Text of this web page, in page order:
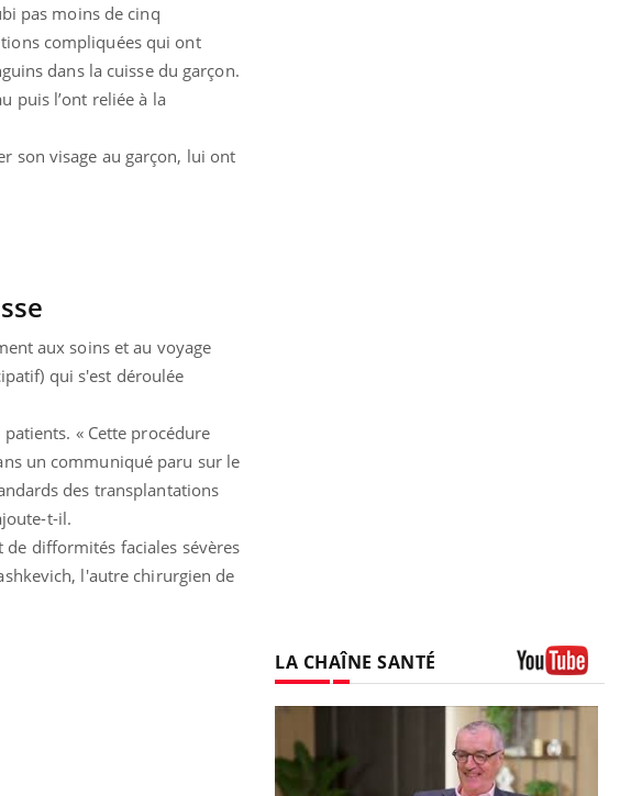
pas moins de cinq
compliquées qui ont
dans la cuisse du garçon.
puis l’ont reliée à la
son visage au garçon, lui ont
aux soins et au voyage
qui s'est déroulée
« Cette procédure
un communiqué paru sur le
des transplantations
t-il.
difformités faciales sévères
l'autre chirurgien de
LA CHAÎNE SANTÉ